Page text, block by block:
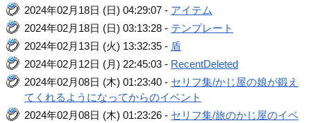
2024年02月18日 (日) 04:29:07 - アイテム
2024年02月18日 (日) 03:13:28 - テンプレート
2024年02月13日 (火) 13:32:35 - 盾
2024年02月12日 (月) 22:45:03 - RecentDeleted
2024年02月08日 (木) 01:23:40 - セリフ集/かじ屋の娘が鍛え
てくれるようになってからのイベント
2024年02月08日 (木) 01:23:26 - セリフ集/旅のかじ屋のイベ